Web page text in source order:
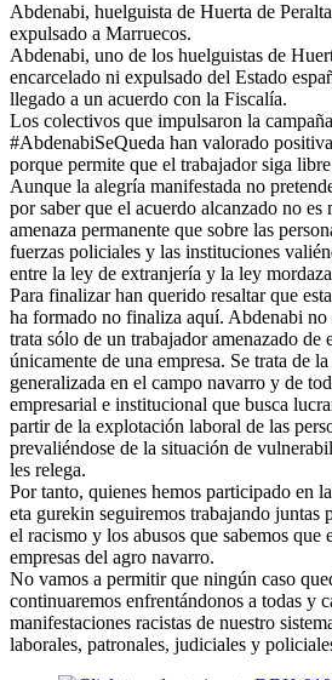
Abdenabi, huelguista de Huerta de
expulsado a Marruecos.
Abdenabi, uno de los huelguistas de
encarcelado ni expulsado del Estado
llegado a un acuerdo con la Fiscalía.
Los colectivos que impulsaron la
#AbdenabiSeQueda han valorado
porque permite que el trabajador siga
Aunque la alegría manifestada no
por saber que el acuerdo alcanzado no es
amenaza permanente que sobre las
fuerzas policiales y las instituciones
entre la ley de extranjería y la ley
Para finalizar han querido resaltar que
ha formado no finaliza aquí. Abdenabi no
trata sólo de un trabajador amenazado de
únicamente de una empresa. Se trata de
generalizada en el campo navarro y de
empresarial e institucional que busca
partir de la explotación laboral de las
prevaliéndose de la situación de
les relega.
Por tanto, quienes hemos participado en
eta gurekin seguiremos trabajando juntas
el racismo y los abusos que sabemos que
empresas del agro navarro.
No vamos a permitir que ningún caso
continuaremos enfrentándonos a todas y
manifestaciones racistas de nuestro
laborales, patronales, judiciales y